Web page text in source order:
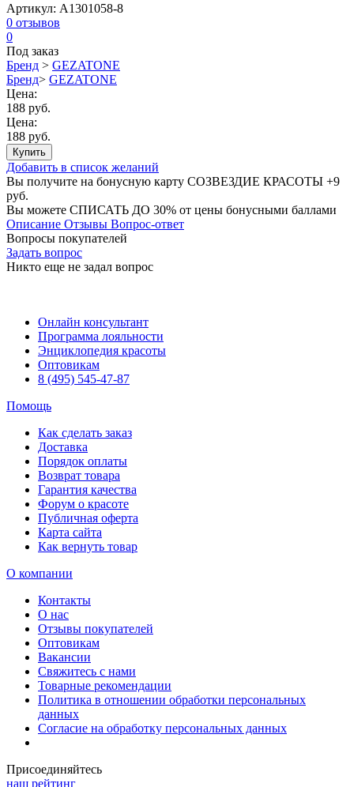
Артикул: A1301058-8
0 отзывов
0
Под заказ
Бренд > GEZATONE
Бренд> GEZATONE
Цена:
188 руб.
Цена:
188 руб.
Купить
Добавить в список желаний
Вы получите на бонусную карту СОЗВЕЗДИЕ КРАСОТЫ +9
руб.
Вы можете СПИСАТЬ ДО 30% от цены бонусными баллами
Описание Отзывы Вопрос-ответ
Вопросы покупателей
Задать вопрос
Никто еще не задал вопрос
Онлайн консультант
Программа лояльности
Энциклопедия красоты
Оптовикам
8 (495) 545-47-87
Помощь
Как сделать заказ
Доставка
Порядок оплаты
Возврат товара
Гарантия качества
Форум о красоте
Публичная оферта
Карта сайта
Как вернуть товар
О компании
Контакты
О нас
Отзывы покупателей
Оптовикам
Вакансии
Свяжитесь с нами
Товарные рекомендации
Политика в отношении обработки персональных
данных
Согласие на обработку персональных данных
Присоединяйтесь
наш рейтинг